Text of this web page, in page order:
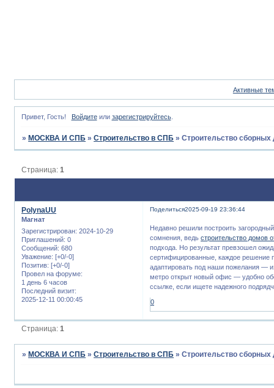
Активные
Привет, Гость! Войдитеили зарегистрируйтесь.
» МОСКВА И СПБ »Строительство в СПБ »Строительство
Страница:1
Поделиться2025-09-19 23:36:44
PolynaUU
Магнат
Зарегистрирован: 2024-10-29
Приглашений: 0
Сообщений: 680
Уважение: [+0/-0]
Позитив: [+0/-0]
Провел на форуме:
1 день 6 часов
Последний визит:
2025-12-11 00:00:45
Недавно решили построить
сомнения, ведьстроительство домов
подхода. Но результат превзошел
сертифицированные, каждое решение
адаптировать под наши пожелания —
метро открыт новый офис — удобно
ссылке, если ищете надежного
0
Страница:1
» МОСКВА И СПБ »Строительство в СПБ »Строительство